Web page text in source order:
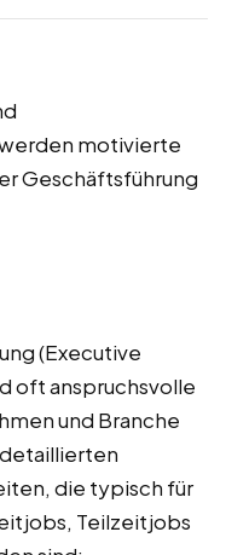
motivierte
Geschäftsführung
(Executive
oft anspruchsvolle
und Branche
die typisch für
Teilzeitjobs